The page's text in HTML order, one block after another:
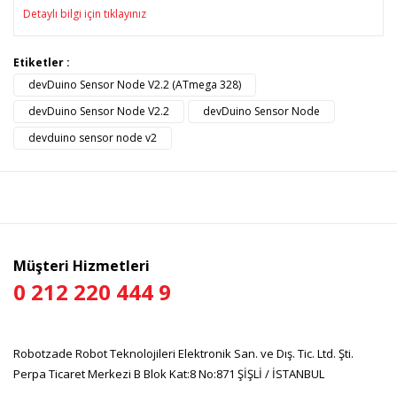
Detaylı bilgi için tıklayınız
Bu ürüne ilk yorumu siz yapın!
Bu ürünün fiyat bilgisi, resim, ürün açıklamalarında ve diğer
konularda yetersiz gördüğünüz noktaları öneri formunu
kullanarak tarafımıza iletebilirsiniz.
Görüş ve önerileriniz için teşekkür ederiz.
Gönder
Etiketler :
devDuino Sensor Node V2.2 (ATmega 328)
devDuino Sensor Node V2.2
devDuino Sensor Node
devduino sensor node v2
Müşteri Hizmetleri
0 212 220 444 9
Robotzade Robot Teknolojileri Elektronik San. ve Dış. Tic. Ltd. Şti.
Perpa Ticaret Merkezi B Blok Kat:8 No:871 ŞİŞLİ / İSTANBUL